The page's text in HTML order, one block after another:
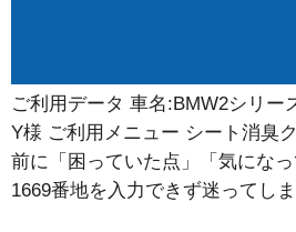
ご利用データ 車名:BMW2シリー
Y様 ご利用メニュー シート消
前に「困っていた点」「気にな
1669番地を入力できず迷ってし